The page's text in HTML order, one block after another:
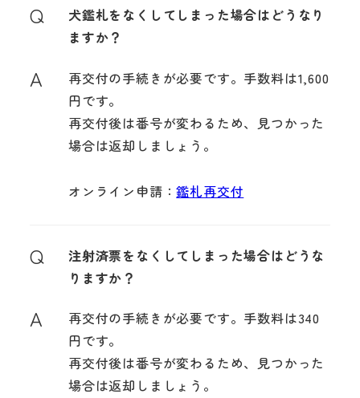
Q
犬鑑札をなくしてしまった場合はどうなり
ますか？
A
再交付の手続きが必要です。手数料は1,600
円です。
再交付後は番号が変わるため、見つかった
場合は返却しましょう。
オンライン申請：鑑札再交付
Q
注射済票をなくしてしまった場合はどうな
りますか？
A
再交付の手続きが必要です。手数料は340
円です。
再交付後は番号が変わるため、見つかった
場合は返却しましょう。